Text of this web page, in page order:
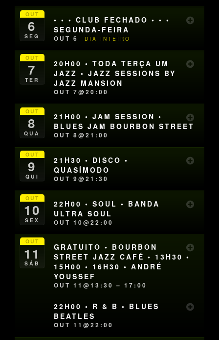
OUT
6
SEG
• • • CLUB FECHADO • • •
SEGUNDA-FEIRA
OUT 6 DIA INTEIRO
OUT
7
TER
20H00 • TODA TERÇA UM
JAZZ • JAZZ SESSIONS BY
JAZZ MANSION
OUT 7@20:00
OUT
8
QUA
21H00 • JAM SESSION •
BLUES JAM BOURBON STREET
OUT 8@21:00
OUT
9
QUI
21H30 • DISCO •
QUASÍMODO
OUT 9@21:30
OUT
10
SEX
22H00 • SOUL • BANDA
ULTRA SOUL
OUT 10@22:00
OUT
11
SÁB
GRATUITO • BOURBON
STREET JAZZ CAFÉ • 13H30 •
15H00 • 16H30 • ANDRÉ
YOUSSEF
OUT 11@13:30 – 17:00
22H00 • R & B • BLUES
BEATLES
OUT 11@22:00